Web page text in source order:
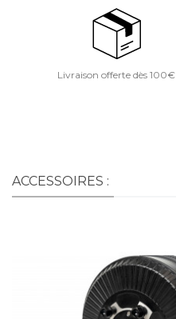
Livraison offerte dès 100€
ACCESSOIRES :